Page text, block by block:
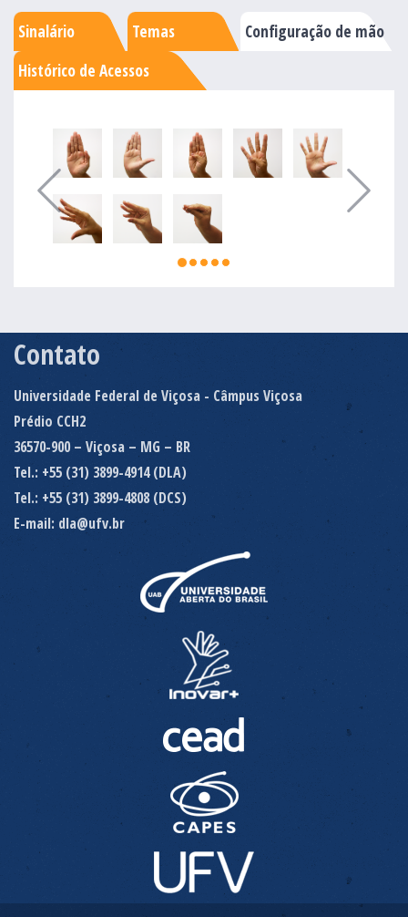
Sinalário Temas
Configuração de mão
Histórico de Acessos
Contato
Universidade Federal de Viçosa - Câmpus Viçosa
Prédio CCH2
36570-900 – Viçosa – MG – BR
Tel.: +55 (31) 3899-4914 (DLA)
Tel.: +55 (31) 3899-4808 (DCS)
E-mail: dla@ufv.br